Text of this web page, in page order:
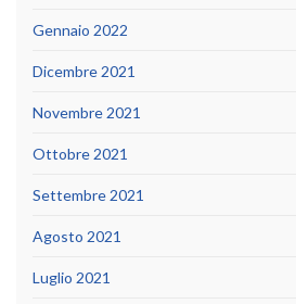
Gennaio 2022
Dicembre 2021
Novembre 2021
Ottobre 2021
Settembre 2021
Agosto 2021
Luglio 2021